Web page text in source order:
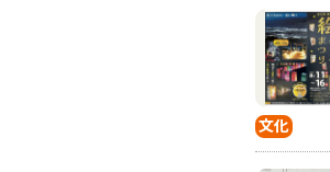
文化